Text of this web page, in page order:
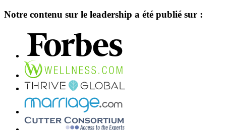
Notre contenu sur le leadership a été publié sur :